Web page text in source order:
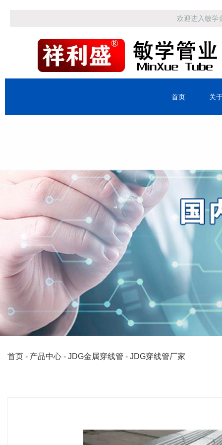
欢迎进入敏学
首页 关
首页 - 产品中心 - JDG金属穿线管 - JDG穿线管厂家